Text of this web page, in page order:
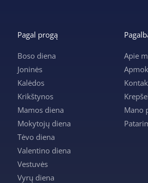
Pagal progą
Boso diena
Joninės
Kalėdos
Krikštynos
Mamos diena
Mokytojų diena
Tėvo diena
Valentino diena
Vestuvės
Vyrų diena
Apie
Mano